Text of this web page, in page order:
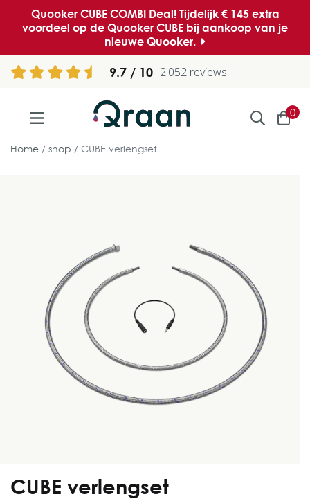
Quooker CUBE COMBI Deal! Tijdelijk € 145 extra
voordeel op de Quooker CUBE bij aankoop van je
nieuwe Quooker.
9.7 2.052 reviews
0
Home shop CUBE verlengset
CUBE verlengset